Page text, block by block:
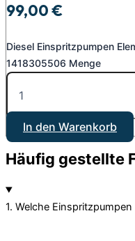
99,00€
Diesel Einspritzpumpen
1418305506 Menge
In den Warenkorb
Häufig gestellte
1. Welche Einspritzpumpen